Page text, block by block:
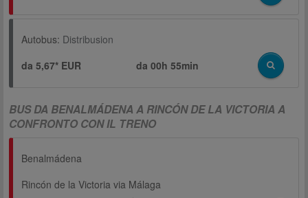
Autobus: Distribusion
da 5,67* EUR
da00h 55min
BUS DA BENALMÁDENA A RINCÓN DE LA VICTORIA A
CONFRONTO CON IL TRENO
Benalmádena
Rincón de la Victoria via Málaga